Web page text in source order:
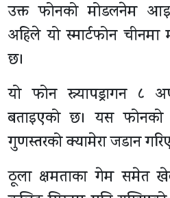
उक्त फोनको मोडलनेम
अहिले यो स्मार्टफोन चीनमा
छ।
यो फोन स्न्यापड्रागन ८
बताइएको छ। यस फोनको
गुणस्तरको क्यामेरा जडान
ठूला क्षमताका गेम समेत